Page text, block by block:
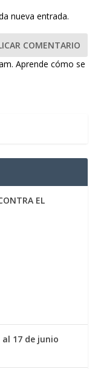
nueva entrada.
Aprende cómo se
EL
17 de junio